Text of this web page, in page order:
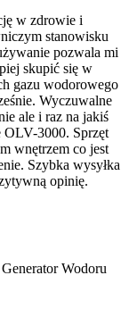
w zdrowie i
stanowisku
pozwala mi
skupić się w
gazu wodorowego
Wyczuwalne
ale i raz na jakiś
OLV-3000. Sprzęt
wnętrzem co jest
Szybka wysyłka
opinię.
Generator Wodoru